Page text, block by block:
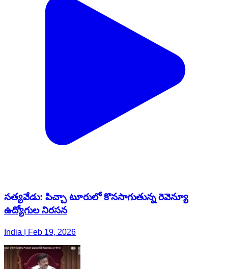
సత్యవేడు: పిచ్చా టూరులో కొనసాగుతున్న రెవెన్యూ
ఉద్యోగుల నిరసన
India | Feb 19, 2026